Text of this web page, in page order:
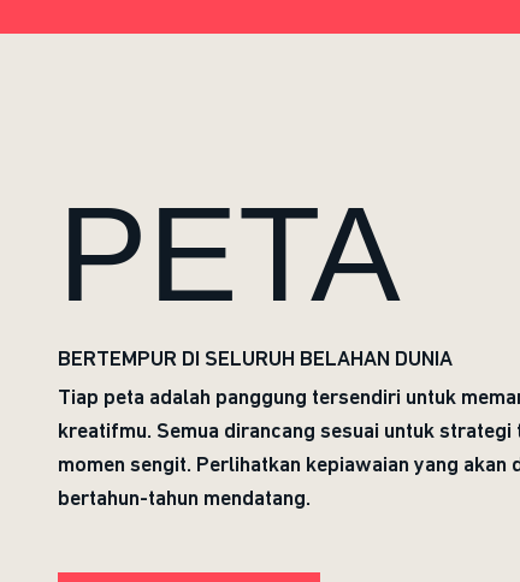
PETA
BERTEMPUR DI SELURUH BELAHAN DUNIA
Tiap peta adalah panggung tersendiri untuk
kreatifmu. Semua dirancang sesuai untuk
momen sengit. Perlihatkan kepiawaian yang akan
bertahun-tahun mendatang.